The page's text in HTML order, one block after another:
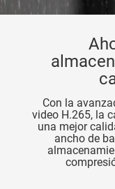
Con la
video H.265, la
una mejor
ancho de